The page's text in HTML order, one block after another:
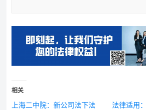
相关
上海二中院：新公司法下法
法律适用